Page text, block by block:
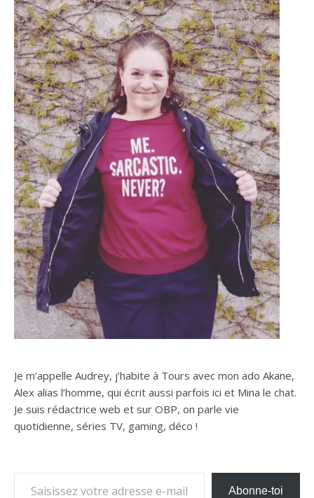
Je m’appelle Audrey, j’habite à Tours avec mon ado Akane,
Alex alias l’homme, qui écrit aussi parfois ici et Mina le chat.
Je suis rédactrice web et sur OBP, on parle vie
quotidienne, séries TV, gaming, déco !
Abonne-toi